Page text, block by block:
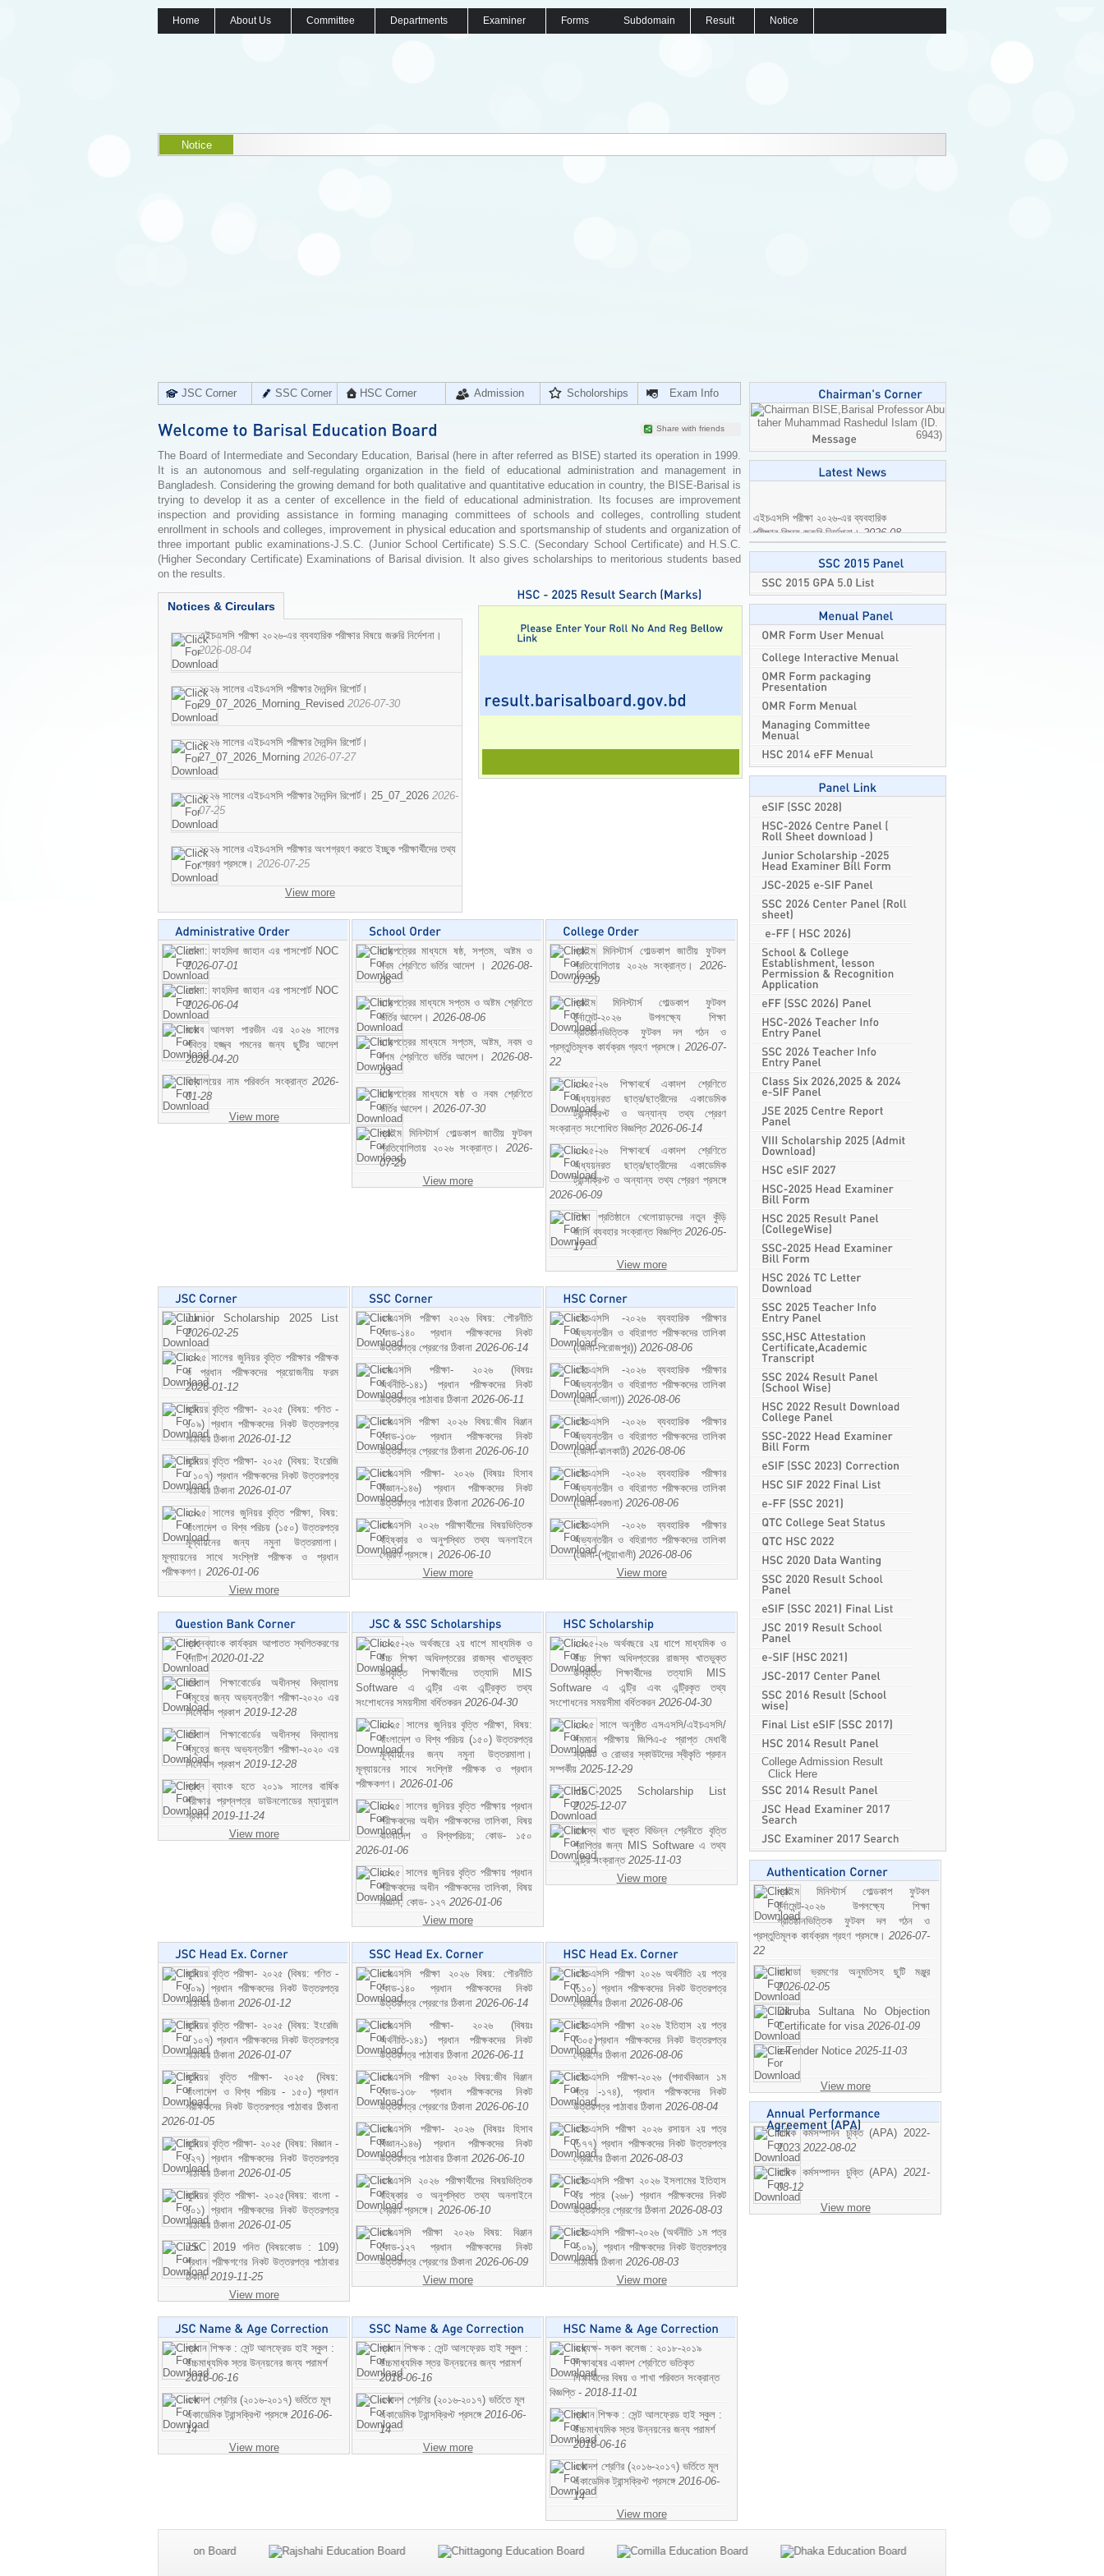
Home About Us Committee Departments Examiner Forms Subdomain Result Notice
Notice
JSC Corner SSC Corner HSC Corner Admission Scholorships Exam Info
Share with friends
The Board of Intermediate and Secondary Education, Barisal (here in after referred as BISE) started its operation in 1999.
It is an autonomous and self-regulating organization in the field of educational administration and management in
Bangladesh. Considering the growing demand for both qualitative and quantitative education in country, the BISE-Barisal is
trying to develop it as a center of excellence in the field of educational administration. Its focuses are improvement
inspection and providing assistance in forming managing committees of schools and colleges, controlling student
enrollment in schools and colleges, improvement in physical education and sportsmanship of students and organization of
three important public examinations-J.S.C. (Junior School Certificate) S.S.C. (Secondary School Certificate) and H.S.C.
(Higher Secondary Certificate) Examinations of Barisal division. It also gives scholarships to meritorious students based
on the results.
Notices & Circulars
এইচএসসি পরীক্ষা ২০২৬-এর ব্যবহারিক পরীক্ষার বিষয়ে জরুরি নির্দেশনা।
2026-08-04
২০২৬ সালের এইচএসসি পরীক্ষার দৈনন্দিন রিপোর্ট।
29_07_2026_Morning_Revised 2026-07-30
২০২৬ সালের এইচএসসি পরীক্ষার দৈনন্দিন রিপোর্ট।
27_07_2026_Morning 2026-07-27
২০২৬ সালের এইচএসসি পরীক্ষার দৈনন্দিন রিপোর্ট। 25_07_2026 2026-
07-25
২০২৬ সালের এইচএসসি পরীক্ষার অংশগ্রহণ করতে ইচ্ছুক পরীক্ষার্থীদের তথ্য
প্রেরণ প্রসঙ্গে। 2026-07-25
View more
মোসা: ফাহমিদা জাহান এর পাসপোর্ট NOC
2026-07-01
মোসা: ফাহমিদা জাহান এর পাসপোর্ট NOC
2026-06-04
জনাব আলফা পারভীন এর ২০২৬ সালের
পবিত্র হজ্জ্ব গমনের জন্য ছুটির আদেশ
2026-04-20
বিদ্যালয়ের নাম পরিবর্তন সংক্রান্ত 2026-
01-28
View more
ছাড়পত্রের মাধ্যমে ষষ্ঠ, সপ্তম, অষ্টম ও
নবম শ্রেণিতে ভর্তির আদেশ । 2026-08-
06
ছাড়পত্রের মাধ্যমে সপ্তম ও অষ্টম শ্রেণিতে
ভর্তির আদেশ। 2026-08-06
ছাড়পত্রের মাধ্যমে সপ্তম, অষ্টম, নবম ও
দশম শ্রেণিতে ভর্তির আদেশ। 2026-08-
03
ছাড়পত্রের মাধ্যমে ষষ্ঠ ও নবম শ্রেণিতে
ভর্তির আদেশ। 2026-07-30
প্রাইম মিনিস্টার্স গোল্ডকাপ জাতীয় ফুটবল
প্রতিযোগিতায় ২০২৬ সংক্রান্ত। 2026-
07-29
View more
প্রাইম মিনিস্টার্স গোল্ডকাপ জাতীয় ফুটবল
প্রতিযোগিতায় ২০২৬ সংক্রান্ত। 2026-
07-29
প্রাইম মিনিস্টার্স গোল্ডকাপ ফুটবল
টুর্নামেন্ট-২০২৬ উপলক্ষ্যে শিক্ষা
প্রতিষ্ঠানভিত্তিক ফুটবল দল গঠন ও
প্রস্তুতিমূলক কার্যক্রম গ্রহণ প্রসঙ্গে। 2026-07-
22
২০২৫-২৬ শিক্ষাবর্ষে একাদশ শ্রেণিতে
অধ্যয়নরত ছাত্র/ছাত্রীদের একাডেমিক
ট্রান্সক্রিপ্ট ও অন্যান্য তথ্য প্রেরণ
সংক্রান্ত সংশোধিত বিজ্ঞপ্তি 2026-06-14
২০২৫-২৬ শিক্ষাবর্ষে একাদশ শ্রেণিতে
অধ্যয়নরত ছাত্র/ছাত্রীদের একাডেমিক
ট্রান্সক্রিপ্ট ও অন্যান্য তথ্য প্রেরণ প্রসঙ্গে
2026-06-09
শিক্ষা প্রতিষ্ঠানে খেলোয়াড়দের নতুন কুঁড়ি
জার্সি ব্যবহার সংক্রান্ত বিজ্ঞপ্তি 2026-05-
17
View more
Junior Scholarship 2025 List
2026-02-25
২০২৫ সালের জুনিয়র বৃত্তি পরীক্ষার পরীক্ষক
ও প্রধান পরীক্ষকদের প্রয়োজনীয় ফরম
2026-01-12
জুনিয়র বৃত্তি পরীক্ষা- ২০২৫ (বিষয়: গণিত -
১০৯) প্রধান পরীক্ষকদের নিকট উত্তরপত্র
পাঠাবার ঠিকানা 2026-01-12
জুনিয়র বৃত্তি পরীক্ষা- ২০২৫ (বিষয়: ইংরেজি
- ১০৭) প্রধান পরীক্ষকদের নিকট উত্তরপত্র
পাঠাবার ঠিকানা 2026-01-07
২০২৫ সালের জুনিয়র বৃত্তি পরীক্ষা, বিষয়:
বাংলাদেশ ও বিশ্ব পরিচয় (১৫০) উত্তরপত্র
মূল্যায়নের জন্য নমুনা উত্তরমালা।
মূল্যায়নের সাথে সংশ্লিষ্ট পরীক্ষক ও প্রধান
পরীক্ষকগণ। 2026-01-06
View more
এসএসসি পরীক্ষা ২০২৬ বিষয়: পৌরনীতি
কোড-১৪০ প্রধান পরীক্ষকদের নিকট
উত্তরপত্র প্রেরণের ঠিকানা 2026-06-14
এসএসসি পরীক্ষা- ২০২৬ (বিষয়ঃ
অর্থনীতি-১৪১) প্রধান পরীক্ষকদের নিকট
উত্তরপত্র পাঠাবার ঠিকানা 2026-06-11
এসএসসি পরীক্ষা ২০২৬ বিষয়:জীব বিঞ্জান
কোড-১৩৮ প্রধান পরীক্ষকদের নিকট
উত্তরপত্র প্রেরণের ঠিকানা 2026-06-10
এসএসসি পরীক্ষা- ২০২৬ (বিষয়ঃ হিসাব
বিজ্ঞান-১৪৬) প্রধান পরীক্ষকদের নিকট
উত্তরপত্র পাঠাবার ঠিকানা 2026-06-10
এসএসসি ২০২৬ পরীক্ষার্থীদের বিষয়ভিত্তিক
বহিষ্কার ও অনুপস্থিত তথ্য অনলাইনে
প্রেরণ প্রসঙ্গে। 2026-06-10
View more
এইচএসসি -২০২৬ ব্যবহারিক পরীক্ষার
অভ্যন্তরীন ও বহিরাগত পরীক্ষকদের তালিকা
(জেলা-পিরোজপুর)) 2026-08-06
এইচএসসি -২০২৬ ব্যবহারিক পরীক্ষার
অভ্যন্তরীন ও বহিরাগত পরীক্ষকদের তালিকা
(জেলা-ভোলা)) 2026-08-06
এইচএসসি -২০২৬ ব্যবহারিক পরীক্ষার
অভ্যন্তরীন ও বহিরাগত পরীক্ষকদের তালিকা
(জেলা-ঝালকাঠি) 2026-08-06
এইচএসসি -২০২৬ ব্যবহারিক পরীক্ষার
অভ্যন্তরীন ও বহিরাগত পরীক্ষকদের তালিকা
(জেলা-বরগুনা) 2026-08-06
এইচএসসি -২০২৬ ব্যবহারিক পরীক্ষার
অভ্যন্তরীন ও বহিরাগত পরীক্ষকদের তালিকা
(জেলা-(পটুয়াখালী) 2026-08-06
View more
প্রশ্নব্যাংক কার্যক্রম আপাতত স্থগিতকরণের
নোটিশ 2020-01-22
বরিশাল শিক্ষাবোর্ডের অধীনস্থ বিদ্যালয়
সমূহের জন্য অভ্যন্তরীণ পরীক্ষা-২০২০ এর
সিলেবাস প্রকাশ 2019-12-28
বরিশাল শিক্ষাবোর্ডের অধীনস্থ বিদ্যালয়
সমূহের জন্য অভ্যন্তরীণ পরীক্ষা-২০২০ এর
সিলেবাস প্রকাশ 2019-12-28
প্রশ্ন ব্যাংক হতে ২০১৯ সালের বার্ষিক
পরীক্ষার প্রশ্নপত্র ডাউনলোডের ম্যানুয়াল
প্রকাশ 2019-11-24
View more
২০২৫-২৬ অর্থবছরে ২য় ধাপে মাধ্যমিক ও
উচ্চ শিক্ষা অধিদপ্তরের রাজস্ব খাতভুক্ত
উপবৃত্তি শিক্ষার্থীদের তত্যাদি MIS
Software এ এন্ট্রি এবং এন্ট্রিকৃত তথ্য
সংশোধনের সময়সীমা বর্ধিতকরন 2026-04-30
২০২৫ সালের জুনিয়র বৃত্তি পরীক্ষা, বিষয়:
বাংলাদেশ ও বিশ্ব পরিচয় (১৫০) উত্তরপত্র
মূল্যায়নের জন্য নমুনা উত্তরমালা।
মূল্যায়নের সাথে সংশ্লিষ্ট পরীক্ষক ও প্রধান
পরীক্ষকগণ। 2026-01-06
২০২৫ সালের জুনিয়র বৃত্তি পরীক্ষায় প্রধান
পরীক্ষকদের অধীন পরীক্ষকদের তালিকা, বিষয়
বাংলাদেশ ও বিশ্বপরিচয়; কোড- ১৫০
2026-01-06
২০২৫ সালের জুনিয়র বৃত্তি পরীক্ষায় প্রধান
পরীক্ষকদের অধীন পরীক্ষকদের তালিকা, বিষয়
বিজ্ঞান; কোড- ১২৭ 2026-01-06
View more
২০২৫-২৬ অর্থবছরে ২য় ধাপে মাধ্যমিক ও
উচ্চ শিক্ষা অধিদপ্তরের রাজস্ব খাতভুক্ত
উপবৃত্তি শিক্ষার্থীদের তত্যাদি MIS
Software এ এন্ট্রি এবং এন্ট্রিকৃত তথ্য
সংশোধনের সময়সীমা বর্ধিতকরন 2026-04-30
২০২৫ সালে অনুষ্ঠিত এসএসসি/এইচএসসি/
সমমান পরীক্ষায় জিপিএ-৫ প্রাপ্ত মেধাবী
স্কাউট ও রোভার স্কাউটদের স্বীকৃতি প্রদান
সম্পর্কীয় 2025-12-29
HSC-2025 Scholarship List
2025-12-07
রাজস্ব খাত ভুক্ত বিভিন্ন শ্রেনীতে বৃত্তি
প্রাপ্তির জন্য MIS Software এ তথ্য
এন্ট্রি সংক্রান্ত 2025-11-03
View more
জুনিয়র বৃত্তি পরীক্ষা- ২০২৫ (বিষয়: গণিত -
১০৯) প্রধান পরীক্ষকদের নিকট উত্তরপত্র
পাঠাবার ঠিকানা 2026-01-12
জুনিয়র বৃত্তি পরীক্ষা- ২০২৫ (বিষয়: ইংরেজি
- ১০৭) প্রধান পরীক্ষকদের নিকট উত্তরপত্র
পাঠাবার ঠিকানা 2026-01-07
জুনিয়র বৃত্তি পরীক্ষা- ২০২৫ (বিষয়:
বাংলাদেশ ও বিশ্ব পরিচয় - ১৫০) প্রধান
পরীক্ষকদের নিকট উত্তরপত্র পাঠাবার ঠিকানা
2026-01-05
জুনিয়র বৃত্তি পরীক্ষা- ২০২৫ (বিষয়: বিজ্ঞান -
১২৭) প্রধান পরীক্ষকদের নিকট উত্তরপত্র
পাঠাবার ঠিকানা 2026-01-05
জুনিয়র বৃত্তি পরীক্ষা- ২০২৫(বিষয়: বাংলা -
১০১) প্রধান পরীক্ষকদের নিকট উত্তরপত্র
পাঠাবার ঠিকানা 2026-01-05
JSC 2019 গনিত (বিষয়কোড : 109)
প্রধান পরীক্ষগণের নিকট উত্তরপত্র পাঠাবার
ঠিকানা2019-11-25
View more
এসএসসি পরীক্ষা ২০২৬ বিষয়: পৌরনীতি
কোড-১৪০ প্রধান পরীক্ষকদের নিকট
উত্তরপত্র প্রেরণের ঠিকানা 2026-06-14
এসএসসি পরীক্ষা- ২০২৬ (বিষয়ঃ
অর্থনীতি-১৪১) প্রধান পরীক্ষকদের নিকট
উত্তরপত্র পাঠাবার ঠিকানা 2026-06-11
এসএসসি পরীক্ষা ২০২৬ বিষয়:জীব বিঞ্জান
কোড-১৩৮ প্রধান পরীক্ষকদের নিকট
উত্তরপত্র প্রেরণের ঠিকানা 2026-06-10
এসএসসি পরীক্ষা- ২০২৬ (বিষয়ঃ হিসাব
বিজ্ঞান-১৪৬) প্রধান পরীক্ষকদের নিকট
উত্তরপত্র পাঠাবার ঠিকানা 2026-06-10
এসএসসি ২০২৬ পরীক্ষার্থীদের বিষয়ভিত্তিক
বহিষ্কার ও অনুপস্থিত তথ্য অনলাইনে
প্রেরণ প্রসঙ্গে। 2026-06-10
এসএসসি পরীক্ষা ২০২৬ বিষয়: বিঞ্জান
কোড-১২৭ প্রধান পরীক্ষকদের নিকট
উত্তরপত্র প্রেরণের ঠিকানা 2026-06-09
View more
এইচএসসি পরীক্ষা ২০২৬ অর্থনীতি ২য় পত্র
(১১০) প্রধান পরীক্ষকদের নিকট উত্তরপত্র
প্রেরণের ঠিকানা 2026-08-06
এইচএসসি পরীক্ষা ২০২৬ ইতিহাস ২য় পত্র
(৩০৫)প্রধান পরীক্ষকদের নিকট উত্তরপত্র
প্রেরণের ঠিকানা 2026-08-06
এইচএসসি পরীক্ষা-২০২৬ (পদার্থবিজ্ঞান ১ম
পত্র -১৭৪), প্রধান পরীক্ষকদের নিকট
উত্তরপত্র পাঠাবার ঠিকানা 2026-08-04
এইচএসসি পরীক্ষা ২০২৬ রসায়ন ২য় পত্র
(১৭৭) প্রধান পরীক্ষকদের নিকট উত্তরপত্র
প্রেরণের ঠিকানা 2026-08-03
এইচএসসি পরীক্ষা ২০২৬ ইসলামের ইতিহাস
২য় পত্র (২৬৮) প্রধান পরীক্ষকদের নিকট
উত্তরপত্র প্রেরণের ঠিকানা 2026-08-03
এইচএসসি পরীক্ষা-২০২৬ (অর্থনীতি ১ম পত্র
-১০৯), প্রধান পরীক্ষকদের নিকট উত্তরপত্র
পাঠাবার ঠিকানা 2026-08-03
View more
প্রধান শিক্ষক : সেন্ট আলফ্রেড হাই স্কুল :
উচ্চমাধ্যমিক স্তর উন্নয়নের জন্য পরামর্শ
2016-06-16
একাদশ শ্রেণির (২০১৬-২০১৭) ভর্তিতে মূল
একাডেমিক ট্রান্সক্রিপ্ট প্রসঙ্গে 2016-06-
14
View more
প্রধান শিক্ষক : সেন্ট আলফ্রেড হাই স্কুল :
উচ্চমাধ্যমিক স্তর উন্নয়নের জন্য পরামর্শ
2016-06-16
একাদশ শ্রেণির (২০১৬-২০১৭) ভর্তিতে মূল
একাডেমিক ট্রান্সক্রিপ্ট প্রসঙ্গে 2016-06-
14
View more
অধ্যক্ষ- সকল কলেজ : ২০১৮-২০১৯
শিক্ষাবষের একাদশ শ্রেণিতে ভতিকৃত
শিক্ষাথীদের বিষয় ও শাখা পরিবতন সংক্রান্ত
বিজ্ঞপ্তি - 2018-11-01
প্রধান শিক্ষক : সেন্ট আলফ্রেড হাই স্কুল :
উচ্চমাধ্যমিক স্তর উন্নয়নের জন্য পরামর্শ
2016-06-16
একাদশ শ্রেণির (২০১৬-২০১৭) ভর্তিতে মূল
একাডেমিক ট্রান্সক্রিপ্ট প্রসঙ্গে 2016-06-
14
View more
Professor Abu
taher Muhammad Rashedul Islam (ID.
6943)
পরীক্ষার বিষয়ে জরুরি নির্দেশনা।2026-08-
04
College Admission Result
Click Here
প্রাইম মিনিস্টার্স গোল্ডকাপ ফুটবল
টুর্নামেন্ট-২০২৬ উপলক্ষ্যে শিক্ষা
প্রতিষ্ঠানভিত্তিক ফুটবল দল গঠন ও
প্রস্তুতিমূলক কার্যক্রম গ্রহণ প্রসঙ্গে। 2026-07-
22
কানাডা ভ্রমণের অনুমতিসহ ছুটি মঞ্জুর
2026-02-05
Dilruba Sultana No Objection
Certificate for visa 2026-01-09
e-Tender Notice 2025-11-03
View more
বাষিক কর্মসম্পাদন চুক্তি (APA) 2022-
2023 2022-08-02
বাষিক কর্মসম্পাদন চুক্তি (APA) 2021-
08-12
View more